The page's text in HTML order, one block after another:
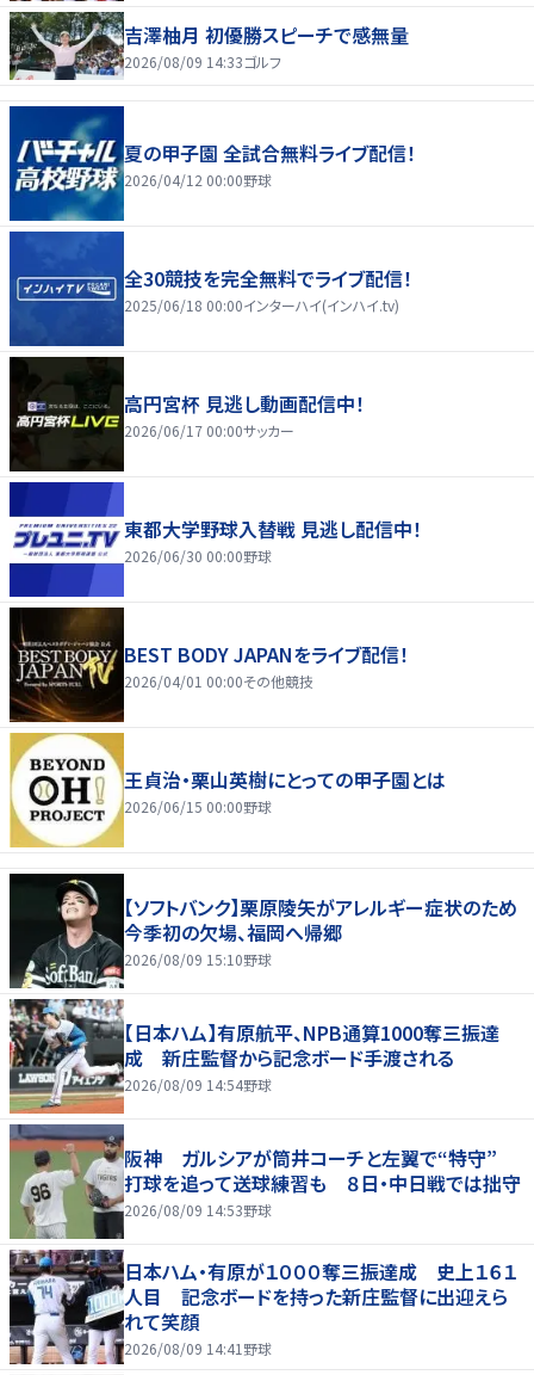
吉澤柚月 初優勝スピーチで感無量
2026/08/09 14:33ゴルフ
夏の甲子園 全試合無料ライブ配信！
2026/04/12 00:00野球
全30競技を完全無料でライブ配信！
2025/06/18 00:00インターハイ(インハイ.tv)
高円宮杯 見逃し動画配信中！
2026/06/17 00:00サッカー
東都大学野球入替戦 見逃し配信中！
2026/06/30 00:00野球
BEST BODY JAPANをライブ配信！
2026/04/01 00:00その他競技
王貞治・栗山英樹にとっての甲子園とは
2026/06/15 00:00野球
【ソフトバンク】栗原陵矢がアレルギー症状のため
今季初の欠場、福岡へ帰郷
2026/08/09 15:10野球
【日本ハム】有原航平、NPB通算1000奪三振達
成 新庄監督から記念ボード手渡される
2026/08/09 14:54野球
阪神 ガルシアが筒井コーチと左翼で“特守”
打球を追って送球練習も ８日・中日戦では拙守
2026/08/09 14:53野球
日本ハム・有原が１０００奪三振達成 史上１６１
人目 記念ボードを持った新庄監督に出迎えら
れて笑顔
2026/08/09 14:41 野球